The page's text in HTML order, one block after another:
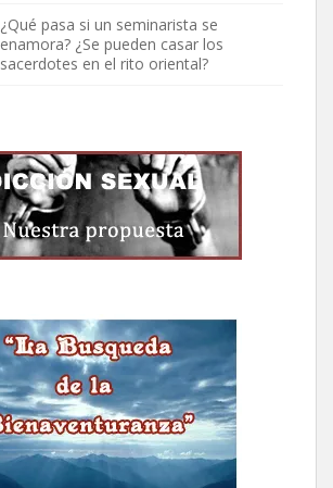
¿Qué pasa si un seminarista se
enamora? ¿Se pueden casar los
sacerdotes en el rito oriental?